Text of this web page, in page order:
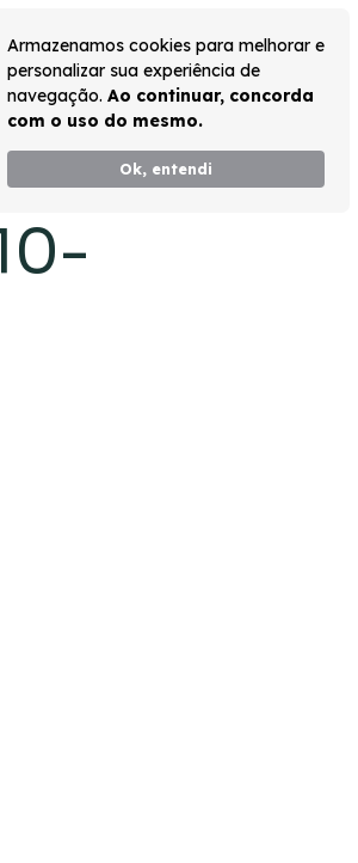
Armazenamos cookies para melhorar e
personalizar sua experiência de
navegação. Ao continuar, concorda
com o uso do mesmo.
Ok, entendi
Monte seu Kit